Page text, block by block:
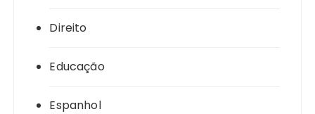
Direito
Educação
Espanhol